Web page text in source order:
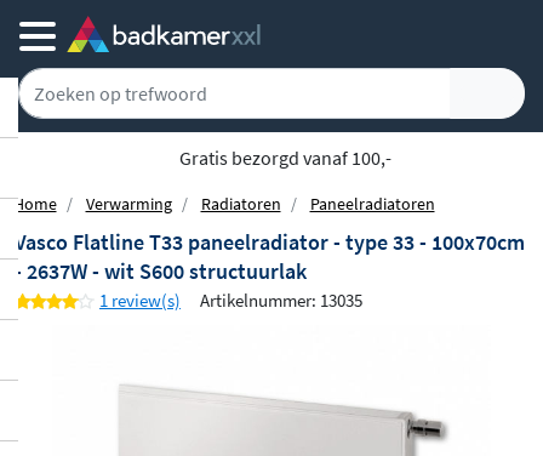
Gratis bezorgd vanaf 100,-
Home Verwarming Radiatoren Paneelradiatoren
Vasco Flatline T33 paneelradiator - type 33 - 100x70cm
- 2637W - wit S600 structuurlak
1 review(s) Artikelnummer: 13035